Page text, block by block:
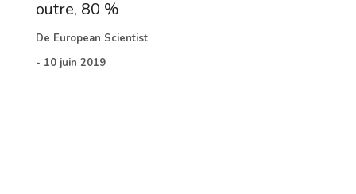
outre, 80 %
De European Scientist
- 10 juin 2019